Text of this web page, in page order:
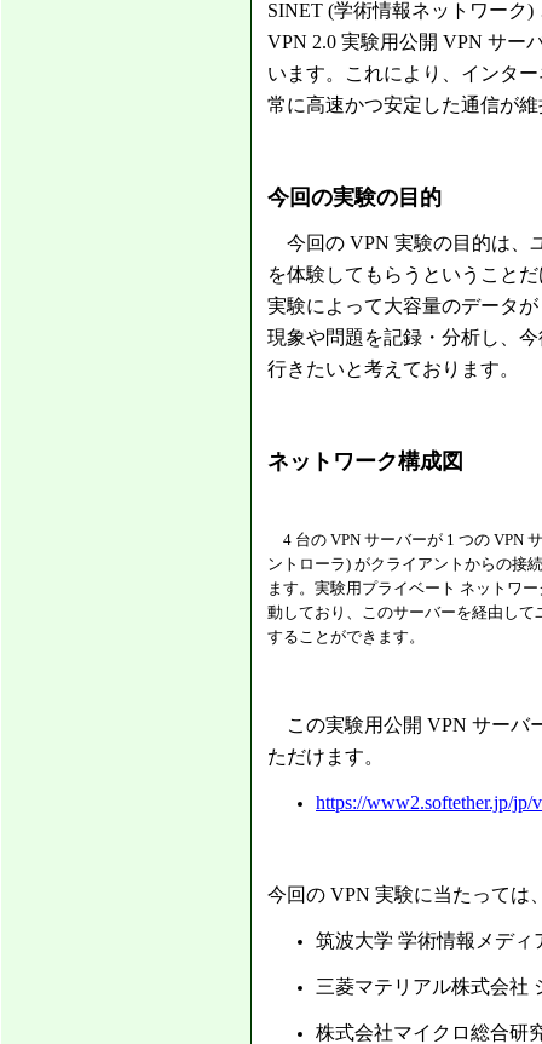
SINET (学術情報ネットワーク)
VPN 2.0 実験用公開 VPN サー
います。これにより、インタ
常に高速かつ安定した通信が
今回の実験の目的
今回の VPN 実験の目的は、
を体験してもらうということ
実験によって大容量のデータ
現象や問題を記録・分析し、
行きたいと考えております。
ネットワーク構成図
4 台の VPN サーバーが 1 つの VPN
ントローラ) がクライアントからの接
ます。実験用プライベート ネットワ
動しており、このサーバーを経由し
することができます。
この実験用公開 VPN サーバ
ただけます。
https://www2.softether.jp/jp/
今回の VPN 実験に当たっては
筑波大学 学術情報メディ
三菱マテリアル株式会社
株式会社マイクロ総合研